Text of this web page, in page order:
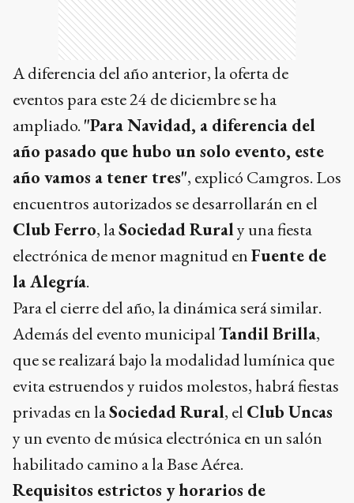
A diferencia del año anterior, la oferta de
eventos para este 24 de diciembre se ha
ampliado. "Para Navidad, a diferencia del
año pasado que hubo un solo evento, este
año vamos a tener tres", explicó Camgros. Los
encuentros autorizados se desarrollarán en el
Club Ferro, laSociedad Ruraly una fiesta
electrónica de menor magnitud enFuente de
la Alegría.
Para el cierre del año, la dinámica será similar.
Además del evento municipalTandil Brilla,
que se realizará bajo la modalidad lumínica que
evita estruendos y ruidos molestos, habrá fiestas
privadas en laSociedad Rural, el Club Uncas
y un evento de música electrónica en un salón
habilitado camino a la Base Aérea.
Requisitos estrictos y horarios de